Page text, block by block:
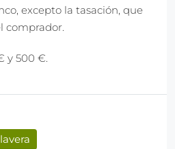
excepto la tasación, que
comprador.
y 500 €.